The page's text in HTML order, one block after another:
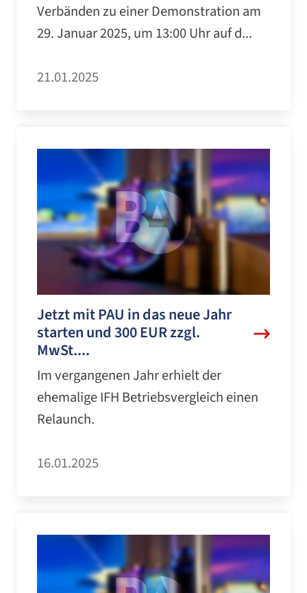
Verbänden zu einer Demonstration am
29. Januar 2025, um 13:00 Uhr auf d...
21.01.2025
Jetzt mit PAU in das neue Jahr
starten und 300 EUR zzgl.
MwSt....
Im vergangenen Jahr erhielt der
ehemalige IFH Betriebsvergleich einen
Relaunch.
16.01.2025